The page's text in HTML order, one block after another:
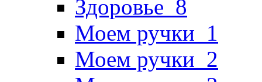
Здоровье_8
Моем ручки_1
Моем ручки_2